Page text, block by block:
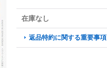
在庫なし
返品特約に関する重要事項